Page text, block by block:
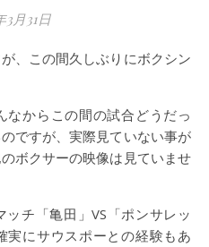
3月31日
なからこの間の試合どうだっ
ですが、実際見ていない事が
ボクサーの映像は見ていませ
チ「亀田」VS「ポンサレッ
実にサウスポーとの経験もあ